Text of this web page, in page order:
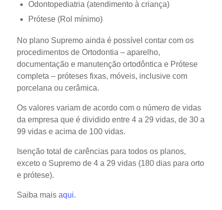
Odontopediatria (atendimento à criança)
Prótese (Rol mínimo)
No plano Supremo ainda é possível contar com os
procedimentos de Ortodontia – aparelho,
documentação e manutenção ortodôntica e Prótese
completa – próteses fixas, móveis, inclusive com
porcelana ou cerâmica.
Os valores variam de acordo com o número de vidas
da empresa que é dividido entre 4 a 29 vidas, de 30 a
99 vidas e acima de 100 vidas.
Isenção total de carências para todos os planos,
exceto o Supremo de 4 a 29 vidas (180 dias para orto
e prótese).
Saiba mais aqui.